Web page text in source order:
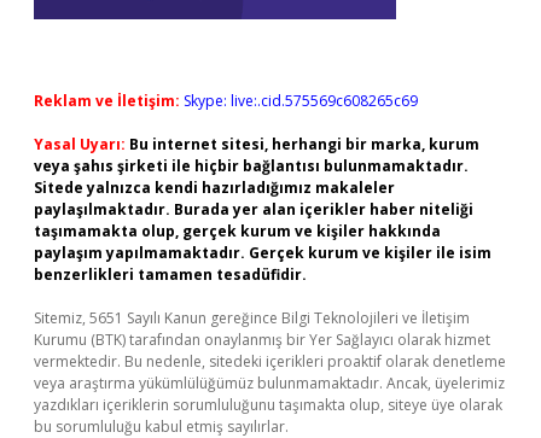
Reklam ve İletişim: Skype: live:.cid.575569c608265c69
Yasal Uyarı: Bu internet sitesi, herhangi bir marka, kurum
veya şahıs şirketi ile hiçbir bağlantısı bulunmamaktadır.
Sitede yalnızca kendi hazırladığımız makaleler
paylaşılmaktadır. Burada yer alan içerikler haber niteliği
taşımamakta olup, gerçek kurum ve kişiler hakkında
paylaşım yapılmamaktadır. Gerçek kurum ve kişiler ile isim
benzerlikleri tamamen tesadüfidir.
Sitemiz, 5651 Sayılı Kanun gereğince Bilgi Teknolojileri ve İletişim
Kurumu (BTK) tarafından onaylanmış bir Yer Sağlayıcı olarak hizmet
vermektedir. Bu nedenle, sitedeki içerikleri proaktif olarak denetleme
veya araştırma yükümlülüğümüz bulunmamaktadır. Ancak, üyelerimiz
yazdıkları içeriklerin sorumluluğunu taşımakta olup, siteye üye olarak
bu sorumluluğu kabul etmiş sayılırlar.